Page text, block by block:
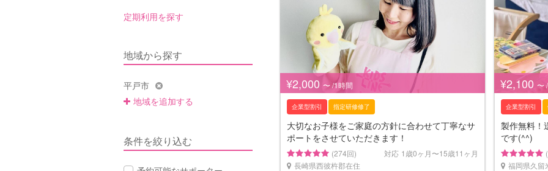
定期利用を探す
地域から探す
平戸市
地域を追加する
条件を絞り込む
¥2,000 〜 /1時間
企業型割引 指定研修修了
大切なお子様をご家庭の方針に合わせて丁寧なサ
ポートをさせていただきます！
(274回) 対応 1歳0ヶ月〜15歳11ヶ月
長崎県西彼杵郡在住
¥2,100 〜
企業型割引
製作無料！
です(^^)
福岡県久留